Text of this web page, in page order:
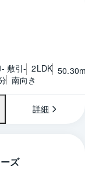
敷引- 2LDK
南向き
詳細
間取り
ズ